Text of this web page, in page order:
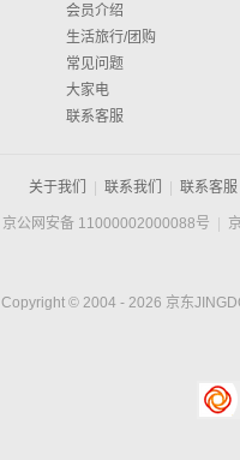
会员介绍
生活旅行/团购
常见问题
大家电
联系客服
关于我们 联系我们 联系客服
京公网安备 11000002000088号
Copyright © 2004 - 2026 京东